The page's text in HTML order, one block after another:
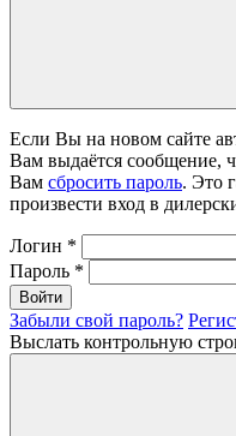
Если Вы на новом сайте
Вам выдаётся сообщение,
Вам сбросить пароль. Это
произвести вход в
Логин *
Пароль *
Войти
Забыли свой пароль?
Выслать контрольную